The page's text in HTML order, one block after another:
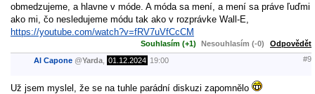
obmedzujeme, a hlavne v móde. A móda sa mení, a mení sa práve ľuďmi
ako mi, čo nesledujeme módu tak ako v rozprávke Wall-E,
https://youtube.com/watch?v=fRV7uVfCcCM
Souhlasím (+1) Nesouhlasím (-0) Odpovědět
Al Capone @Yarda 01.12.2024 19:00 #9
Už jsem myslel, že se na tuhle parádní diskuzi zapomnělo